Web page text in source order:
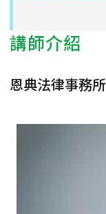
講師介紹
恩典法律事務